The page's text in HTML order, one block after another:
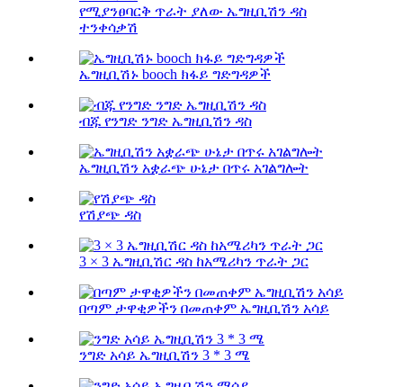
የሚያንፀባርቅ ጥራት ያለው ኤግዚቢሽን ዳስ
ተንቀሳቃሽ
ኤግዚቢሽኑ booch ክፋይ ግድግዳዎች
ብጁ የንግድ ንግድ ኤግዚቢሽን ዳስ
ኤግዚቢሽን አቋራጭ ሁኔታ በጥሩ አገልግሎት
የሽያጭ ዳስ
3 × 3 ኤግዚቢሽር ዳስ ከአሜሪካን ጥራት ጋር
በጣም ታዋቂዎችን በመጠቀም ኤግዚቢሽን አሳይ
ንግድ አሳይ ኤግዚቢሽን 3 * 3 ሜ